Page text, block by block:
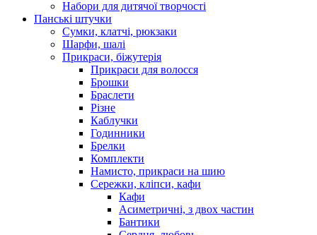
Набори для дитячої творчості
Панські штучки
Сумки, клатчі, рюкзаки
Шарфи, шалі
Прикраси, біжутерія
Прикраси для волосся
Брошки
Браслети
Різне
Каблучки
Годинники
Брелки
Комплекти
Намисто, прикраси на шию
Сережки, кліпси, кафи
Кафи
Асиметричні, з двох частин
Бантики